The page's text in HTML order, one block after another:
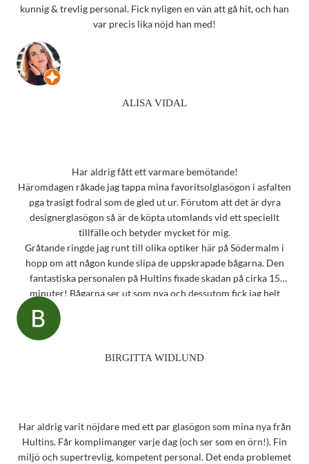
kunnig & trevlig personal. Fick nyligen en vän att gå hit, och han
var precis lika nöjd han med!
ALISA VIDAL
Har aldrig fått ett varmare bemötande!
Häromdagen råkade jag tappa mina favoritsolglasögon i asfalten
pga trasigt fodral som de gled ut ur. Förutom att det är dyra
designerglasögon så är de köpta utomlands vid ett speciellt
tillfälle och betyder mycket för mig.
Gråtande ringde jag runt till olika optiker här på Södermalm i
hopp om att någon kunde slipa de uppskrapade bågarna. Den
fantastiska personalen på Hultins fixade skadan på cirka 15
minuter! Bågarna ser ut som nya och dessutom fick jag helt
oväntat en underbar gåva – ett sprillans nytt fodral från samma
märke som mina solglasögon! Vilken fantastisk service! Kommer
Snart behöver jag boka tid för en synundersökning och jag vet
BIRGITTA WIDLUND
Har aldrig varit nöjdare med ett par glasögon som mina nya från
Hultins. Får komplimanger varje dag (och ser som en örn!). Fin
miljö och supertrevlig, kompetent personal. Det enda problemet